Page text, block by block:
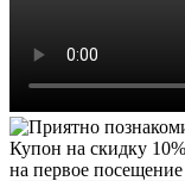
Купон на скидку 10%
на первое